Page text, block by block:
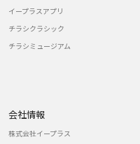
イープラスアプリ
チラシクラシック
チラシミュージアム
会社情報
株式会社イープラス